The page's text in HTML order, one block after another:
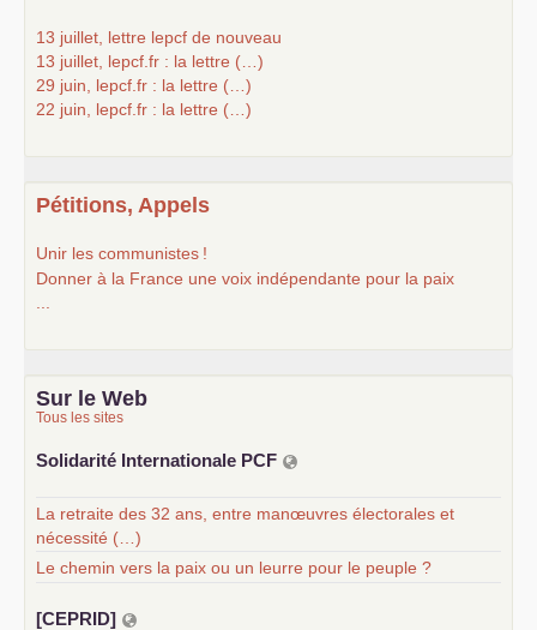
13 juillet, lettre lepcf de nouveau
13 juillet, lepcf.fr : la lettre (…)
29 juin, lepcf.fr : la lettre (…)
22 juin, lepcf.fr : la lettre (…)
Pétitions, Appels
Unir les communistes !
Donner à la France une voix indépendante pour la paix
Sur le Web
Tous les sites
Solidarité Internationale PCF
La retraite des 32 ans, entre manœuvres électorales et
nécessité (…)
Le chemin vers la paix ou un leurre pour le peuple ?
[CEPRID]